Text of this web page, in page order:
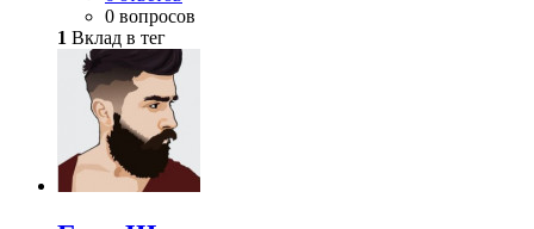
0 вопросов
1 Вклад в тег